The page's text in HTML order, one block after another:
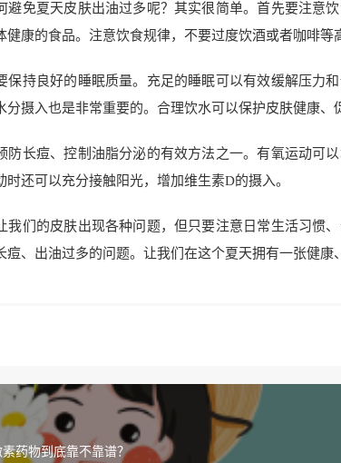
避免夏天皮肤出油过多呢？其实很简单。首先要注意
健康的食品。注意饮食规律，不要过度饮酒或者咖啡等
保持良好的睡眠质量。充足的睡眠可以有效缓解压力
分摄入也是非常重要的。合理饮水可以保护皮肤健康、
防长痘、控制油脂分泌的有效方法之一。有氧运动可
时还可以充分接触阳光，增加维生素D的摄入。
我们的皮肤出现各种问题，但只要注意日常生活习惯
痘、出油过多的问题。让我们在这个夏天拥有一张健康
药物到底靠不靠谱？